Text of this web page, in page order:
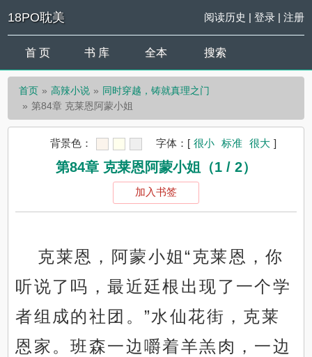
18PO耽美 阅读历史 | 登录| 注册
首 页 书 库 全本 搜索
首页 高辣小说
同时穿越，铸就真理之门
第84章 克莱恩阿蒙小姐
背景色： 字体： [ 很小 标准 很大 ]
第84章 克莱恩阿蒙小姐（1 / 2）
加入书签
克莱恩，阿蒙小姐“克莱恩，你
听说了吗，最近廷根出现了一个学
者组成的社团。”水仙花街，克莱
恩家。班森一边嚼着羊羔肉，一边